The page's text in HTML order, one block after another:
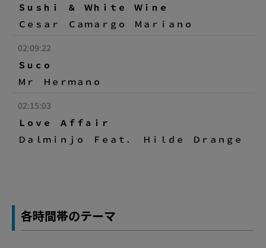
Ｓｕｓｈｉ ＆ Ｗｈｉｔｅ Ｗｉｎｅ
Ｃｅｓａｒ Ｃａｍａｒｇｏ Ｍａｒｉａｎｏ
02:09:22
Ｓｕｃｏ
Ｍｒ Ｈｅｒｍａｎｏ
02:15:03
Ｌｏｖｅ Ａｆｆａｉｒ
Ｄａｌｍｉｎｊｏ Ｆｅａｔ． Ｈｉｌｄｅ Ｄｒａｎｇｅ
各時間帯のテーマ